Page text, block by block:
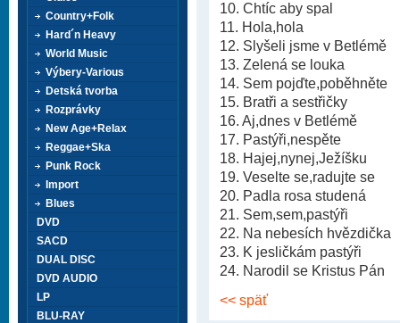
10. Chtíc aby spal
11. Hola,hola
12. Slyšeli jsme v Betlémě
13. Zelená se louka
14. Sem pojďte,poběhněte
15. Bratři a sestřičky
16. Aj,dnes v Betlémě
17. Pastýři,nespěte
18. Hajej,nynej,Ježíšku
19. Veselte se,radujte se
20. Padla rosa studená
21. Sem,sem,pastýři
22. Na nebesích hvězdička
23. K jesličkám pastýři
24. Narodil se Kristus Pán
<< späť
Country+Folk
Hard´n Heavy
World Music
Výbery-Various
Detská tvorba
Rozprávky
New Age+Relax
Reggae+Ska
Punk Rock
Import
Blues
DVD
SACD
DUAL DISC
DVD AUDIO
LP
BLU-RAY